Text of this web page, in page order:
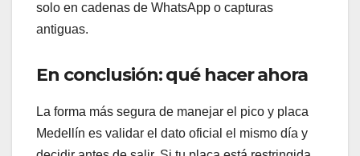
solo en cadenas de WhatsApp o capturas
antiguas.
En conclusión: qué hacer ahora
La forma más segura de manejar el pico y placa
Medellín es validar el dato oficial el mismo día y